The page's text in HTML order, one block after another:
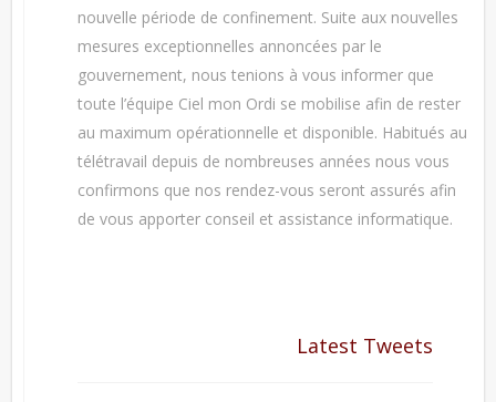
nouvelle période de confinement. Suite aux nouvelles
mesures exceptionnelles annoncées par le
gouvernement, nous tenions à vous informer que
toute l’équipe Ciel mon Ordi se mobilise afin de rester
au maximum opérationnelle et disponible. Habitués au
télétravail depuis de nombreuses années nous vous
confirmons que nos rendez-vous seront assurés afin
de vous apporter conseil et assistance informatique.
Latest Tweets